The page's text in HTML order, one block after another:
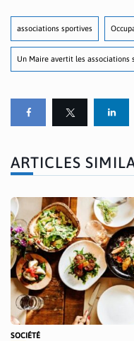
associations sportives
Un Maire avertit les associations
ARTICLES
SOCIÉTÉ